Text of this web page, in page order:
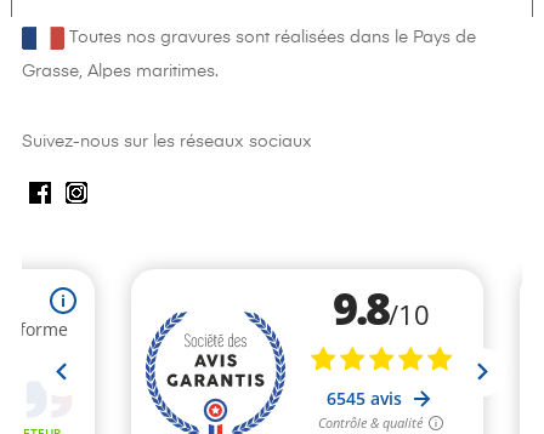
Toutes nos gravures sont réalisées dans le Pays de
Grasse, Alpes maritimes.
Suivez-nous sur les réseaux sociaux